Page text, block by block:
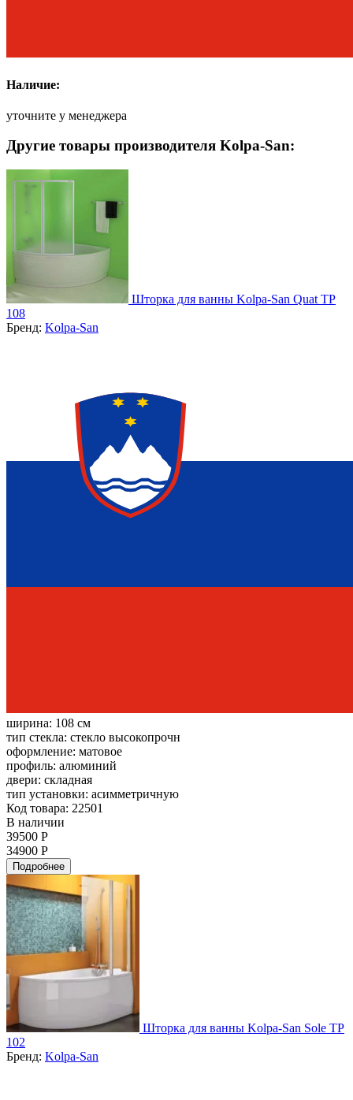
Наличие:
уточните у менеджера
Другие товары производителя Kolpa-San:
Шторка для ванны Kolpa-San Quat TP
108
Бренд: Kolpa-San
ширина: 108 см
тип стекла: стекло высокопрочн
оформление: матовое
профиль: алюминий
двери: складная
тип установки: асимметричную
Код товара: 22501
В наличии
39500 Р
34900 Р
Подробнее
Шторка для ванны Kolpa-San Sole TP
102
Бренд: Kolpa-San